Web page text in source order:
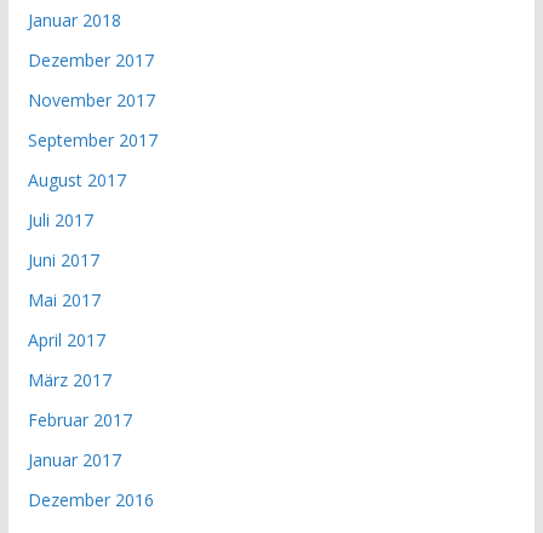
Januar 2018
Dezember 2017
November 2017
September 2017
August 2017
Juli 2017
Juni 2017
Mai 2017
April 2017
März 2017
Februar 2017
Januar 2017
Dezember 2016